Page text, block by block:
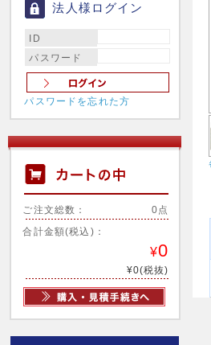
法人様ログイン
ID
パスワード
パスワードを忘れた方
ご注文総数： 0点
合計金額(税込)：
¥0
¥0(税抜)